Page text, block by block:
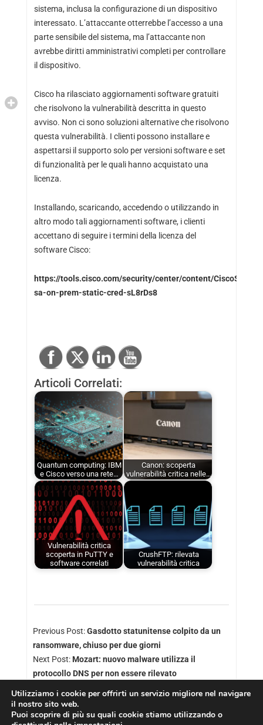
sistema, inclusa la configurazione di un dispositivo
interessato. L’attaccante otterrebbe l’accesso a una
parte sensibile del sistema, ma l’attaccante non
avrebbe diritti amministrativi completi per controllare
il dispositivo.
Cisco ha rilasciato aggiornamenti software gratuiti
che risolvono la vulnerabilità descritta in questo
avviso. Non ci sono soluzioni alternative che risolvono
questa vulnerabilità. I clienti possono installare e
aspettarsi il supporto solo per versioni software e set
di funzionalità per le quali hanno acquistato una
licenza.
Installando, scaricando, accedendo o utilizzando in
altro modo tali aggiornamenti software, i clienti
accettano di seguire i termini della licenza del
software Cisco:
https://tools.cisco.com/security/center/content/
sa-on-prem-static-cred-sL8rDs8
Articoli Correlati:
Quantum computing: IBM
e Cisco verso una rete…
Canon: scoperta
vulnerabilità critica nelle…
Vulnerabilità critica
scoperta in PuTTY e
software correlati
CrushFTP: rilevata
vulnerabilità critica
Previous Post:Gasdotto statunitense colpito da un
ransomware, chiuso per due giorni
Next Post: Mozart: nuovo malware utilizza il
protocollo DNS per non essere rilevato
Utilizziamo i cookie per offrirti un servizio migliore nel navigare
il nostro sito web.
Puoi scoprire di più su quali cookie stiamo utilizzando o